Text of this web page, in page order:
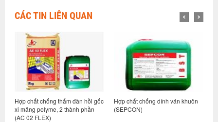
CÁC TIN LIÊN QUAN
Hợp chất chống thấm đàn hồi gốc
xi măng polyme, 2 thành phần
(AC 02 FLEX)
Hợp chất chống dính ván khuôn
(SEPCON)